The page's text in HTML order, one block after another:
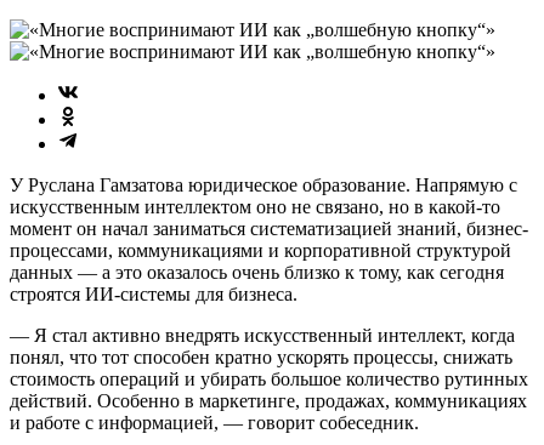
У Руслана Гамзатова юридическое образование. Напрямую с
искусственным интеллектом оно не связано, но в какой-то
момент он начал заниматься систематизацией знаний, бизнес-
процессами, коммуникациями и корпоративной структурой
данных — а это оказалось очень близко к тому, как сегодня
строятся ИИ-системы для бизнеса.
— Я стал активно внедрять искусственный интеллект, когда
понял, что тот способен кратно ускорять процессы, снижать
стоимость операций и убирать большое количество рутинных
действий. Особенно в маркетинге, продажах, коммуникациях
и работе с информацией, — говорит собеседник.